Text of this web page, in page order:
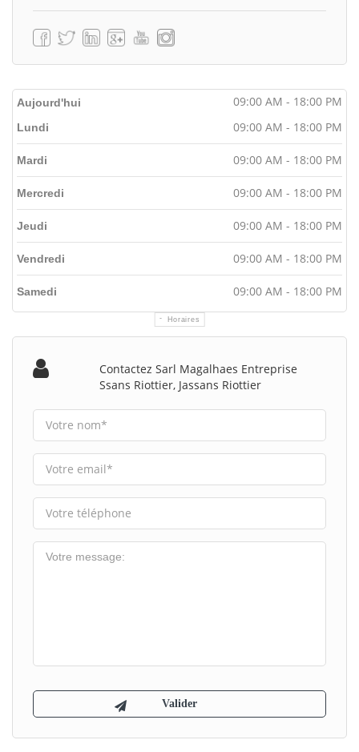
Aujourd'hui 09:00 AM - 18:00 PM
Horaires
Lundi 09:00 AM - 18:00 PM
Mardi 09:00 AM - 18:00 PM
Mercredi 09:00 AM - 18:00 PM
Jeudi 09:00 AM - 18:00 PM
Vendredi 09:00 AM - 18:00 PM
Samedi 09:00 AM - 18:00 PM
Contactez Sarl Magalhaes Entreprise
Ssans Riottier, Jassans Riottier